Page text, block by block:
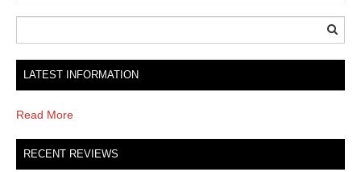
LATEST INFORMATION
Read More
RECENT REVIEWS